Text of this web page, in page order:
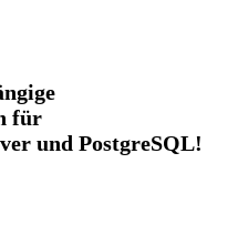
für
und PostgreSQL!